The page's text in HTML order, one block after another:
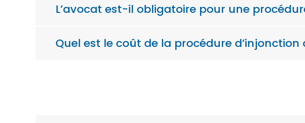
L’avocat est-il obligatoire pour une
Quel est le coût de la procédure d’injonction